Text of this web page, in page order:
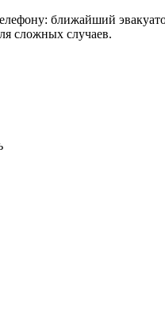
ближайший
сложных случаев.